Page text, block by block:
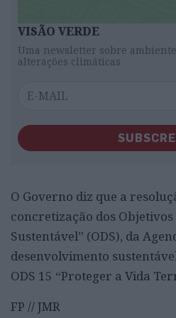
VISÃO VERDE
Uma newsletter sobre
alterações climáticas
O Governo diz que a
concretização dos
Sustentável” (ODS), da
desenvolvimento
ODS 15 “Proteger a Vida
FP // JMR